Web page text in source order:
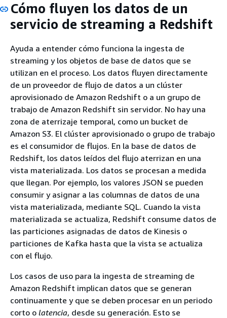
Cómo fluyen los datos de un
servicio de streaming a Redshift
Ayuda a entender cómo funciona la ingesta de
streaming y los objetos de base de datos que se
utilizan en el proceso. Los datos fluyen directamente
de un proveedor de flujo de datos a un clúster
aprovisionado de Amazon Redshift o a un grupo de
trabajo de Amazon Redshift sin servidor. No hay una
zona de aterrizaje temporal, como un bucket de
Amazon S3. El clúster aprovisionado o grupo de trabajo
es el consumidor de flujos. En la base de datos de
Redshift, los datos leídos del flujo aterrizan en una
vista materializada. Los datos se procesan a medida
que llegan. Por ejemplo, los valores JSON se pueden
consumir y asignar a las columnas de datos de una
vista materializada, mediante SQL. Cuando la vista
materializada se actualiza, Redshift consume datos de
las particiones asignadas de datos de Kinesis o
particiones de Kafka hasta que la vista se actualiza
con el flujo.
Los casos de uso para la ingesta de streaming de
Amazon Redshift implican datos que se generan
continuamente y que se deben procesar en un periodo
corto o latencia, desde su generación. Esto se